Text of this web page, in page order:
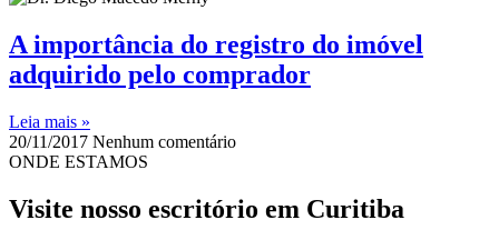
A importância do registro do imóvel
adquirido pelo comprador
Leia mais »
20/11/2017 Nenhum comentário
ONDE ESTAMOS
Visite nosso escritório em Curitiba